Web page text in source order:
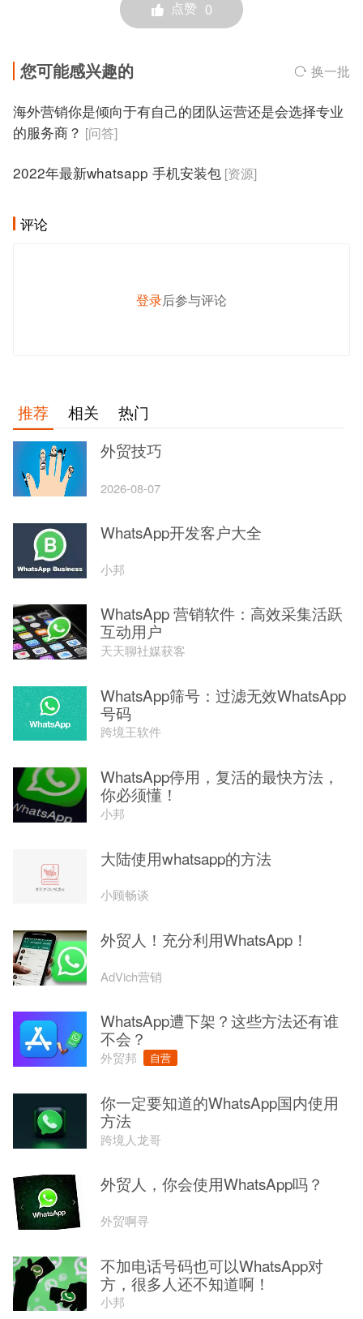
点赞 0
您可能感兴趣的 换一批
海外营销你是倾向于有自己的团队运营还是会选择专业
的服务商？ [问答]
2022年最新whatsapp 手机安装包 [资源]
评论
登录后参与评论
推荐 相关
热门
外贸技巧
2026-08-07
WhatsApp开发客户大全
小邦
WhatsApp 营销软件：高效采集活跃
互动用户
天天聊社媒获客
WhatsApp筛号：过滤无效WhatsApp
号码
跨境王软件
WhatsApp停用，复活的最快方法，
你必须懂！
小邦
大陆使用whatsapp的方法
小顾畅谈
外贸人！充分利用WhatsApp！
AdVich营销
WhatsApp遭下架？这些方法还有谁
不会？
外贸邦 自营
你一定要知道的WhatsApp国内使用
方法
跨境人龙哥
外贸人，你会使用WhatsApp吗？
外贸啊寻
不加电话号码也可以WhatsApp对
方，很多人还不知道啊！
小邦